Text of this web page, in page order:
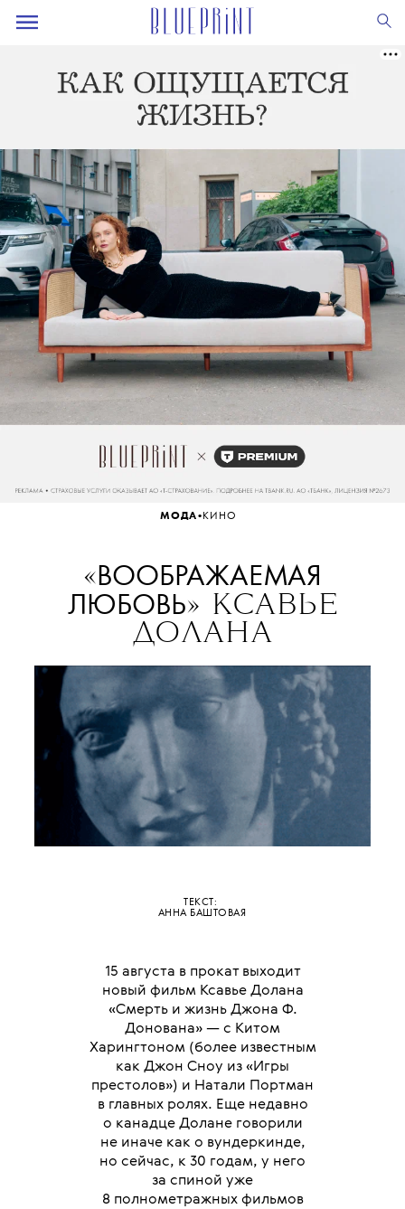
МОДА •КИНО
«ВООБРАЖАЕМАЯ
ЛЮБОВЬ» КСАВЬЕ
ДОЛАНА
ТЕКСТ:
АННА БАШТОВАЯ
15 августа в прокат выходит
новый фильм Ксавье Долана
«Смерть и жизнь Джона Ф.
Донована» — с Китом
Харингтоном (более известным
как Джон Сноу из «Игры
престолов») и Натали Портман
в главных ролях. Еще недавно
о канадце Долане говорили
не иначе как о вундеркинде,
но сейчас, к 30 годам, у него
за спиной уже
8 полнометражных фильмов